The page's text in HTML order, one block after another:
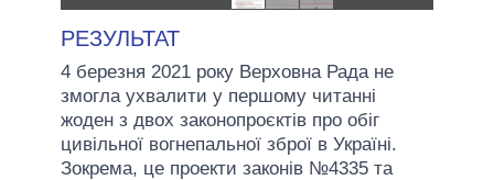
РЕЗУЛЬТАТ
4 березня 2021 року Верховна Рада не
змогла ухвалити у першому читанні
жоден з двох законопроєктів про обіг
цивільної вогнепальної зброї в Україні.
Зокрема, це проекти законів №4335 та